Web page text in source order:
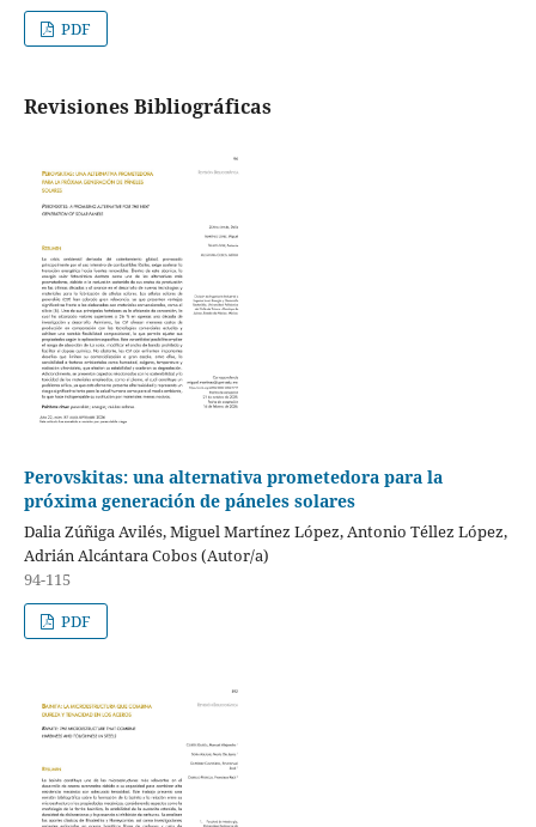
PDF
Revisiones Bibliográficas
Perovskitas: una alternativa prometedora para la
próxima generación de páneles solares
Dalia Zúñiga Avilés, Miguel Martínez López, Antonio Téllez López,
Adrián Alcántara Cobos (Autor/a)
94-115
PDF